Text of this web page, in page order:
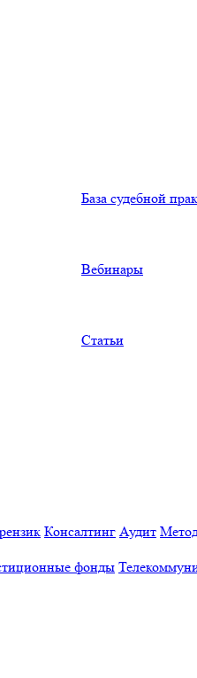
База судебной
Вебинары
Статьи
Консалтинг Аудит
фонды